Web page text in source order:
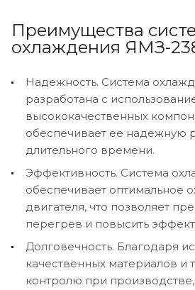
Преимущества
охлаждения ЯМЗ-
Надежность. Система
разработана с
высококачественных
обеспечивает ее надежную
длительного времени.
Эффективность. Система
обеспечивает оптимальное
двигателя, что позволяет
перегрев и повысить
Долговечность. Благодаря
качественных материалов и
контролю при